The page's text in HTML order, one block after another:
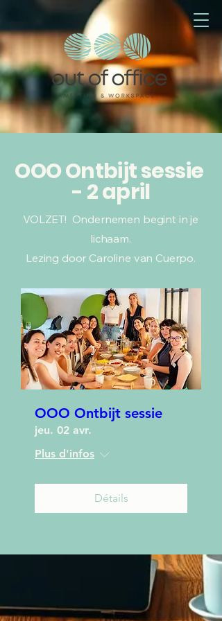
OOO Ontbijt sessie
- 2 april
VOLZET! Ondernemen begint in je
lichaam.
Lezing door Caroline van Cuerpo.
OOO Ontbijt sessie
jeu. 02 avr.
Plus d'infos
Détails